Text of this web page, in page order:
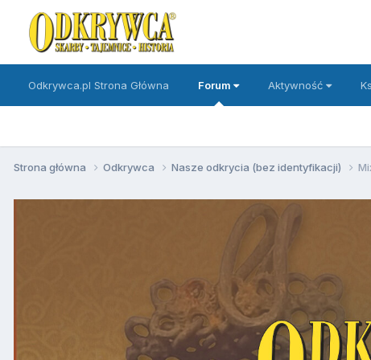
Odkrywca.pl Strona Główna Forum Aktywność
Strona główna Odkrywca Nasze odkrycia (bez identyfikacji)